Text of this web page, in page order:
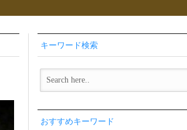
キーワード検索
おすすめキーワード